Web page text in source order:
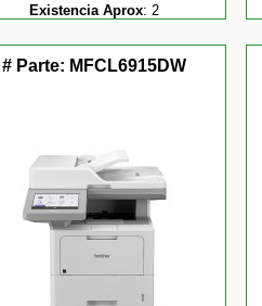
Existencia Aprox: 2
# Parte: MFCL6915DW